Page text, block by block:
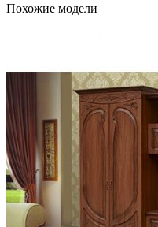
Похожие модели